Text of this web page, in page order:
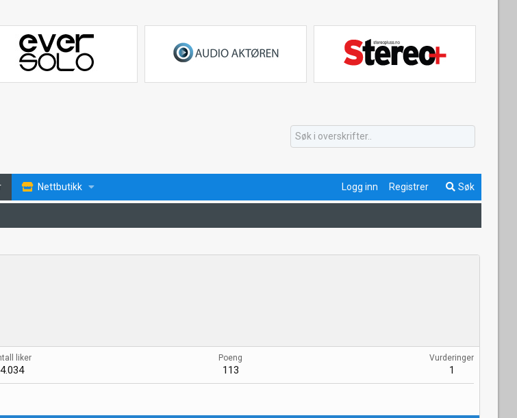
Nettbutikk Logg inn Registrer Søk
liker
4.034
Poeng
113
Vurderinger
1